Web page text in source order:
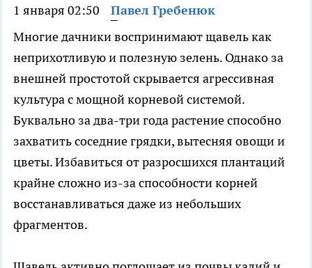
1 января 02:50
Павел Гребенюк
Многие дачники воспринимают щавель как
неприхотливую и полезную зелень. Однако за
внешней простотой скрывается агрессивная
культура с мощной корневой системой.
Буквально за два-три года растение способно
захватить соседние грядки, вытесняя овощи и
цветы. Избавиться от разросшихся плантаций
крайне сложно из-за способности корней
восстанавливаться даже из небольших
фрагментов.